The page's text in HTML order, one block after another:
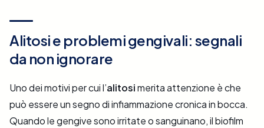
Alitosi e problemi gengivali: segnali
da non ignorare
Uno dei motivi per cui l’alitosimerita attenzione è che
può essere un segno di infiammazione cronica in bocca.
Quando le gengive sono irritate o sanguinano, il biofilm